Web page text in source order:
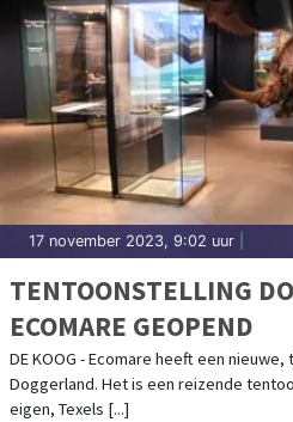
17 november 2023, 9:02 uur
TENTOONSTELLING
ECOMARE GEOPEND
DE KOOG - Ecomare heeft een
Doggerland. Het is een reizende
eigen, Texels [...]